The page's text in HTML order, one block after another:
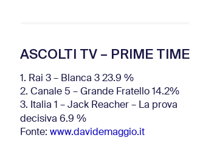
ASCOLTI TV – PRIME TIME
1. Rai 3 – Blanca 3 23.9 %
2. Canale 5 – Grande Fratello 14.2%
3. Italia 1 – Jack Reacher – La prova
decisiva 6.9 %
Fonte: www.davidemaggio.it